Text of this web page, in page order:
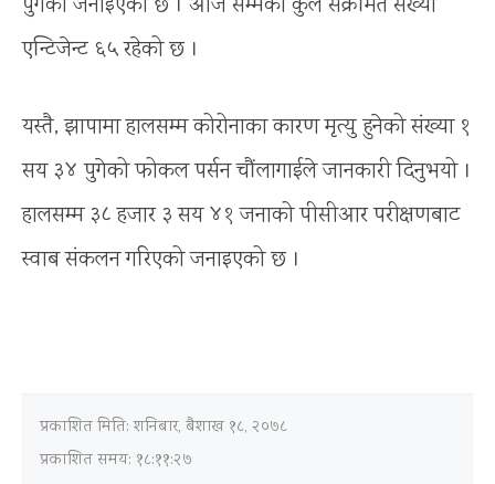
एन्टिजेन्ट ६५ रहेको छ ।
यस्तै, झापामा हालसम्म कोरोनाका कारण मृत्यु हुनेको संख्या १
सय ३४ पुगेको फोकल पर्सन चौंलागाईले जानकारी दिनुभयो ।
हालसम्म ३८ हजार ३ सय ४१ जनाको पीसीआर परीक्षणबाट
स्वाब संकलन गरिएको जनाइएको छ ।
प्रकाशित मिति:शनिबार, बैशाख १८, २०७८
प्रकाशित समय: १८:११:२७